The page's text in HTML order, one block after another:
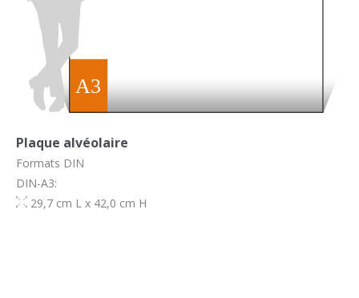
Plaque alvéolaire
Formats DIN
DIN-A3:
29,7 cm L x 42,0 cm H